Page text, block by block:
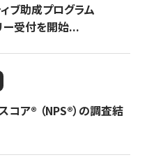
ブ助成プログラム
ー受付を開始...
ア®︎ （NPS®︎）の調査結